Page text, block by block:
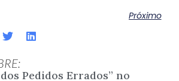
Próximo
Pedidos Errados” no